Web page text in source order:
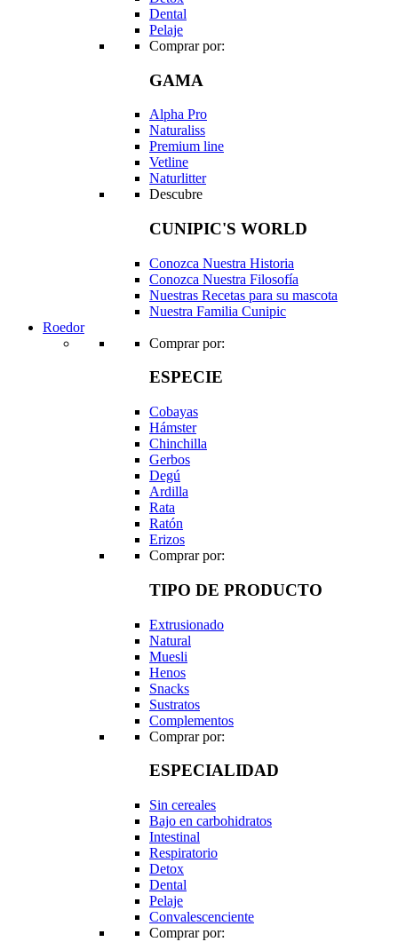
Dental
Pelaje
Comprar por:
GAMA
Alpha Pro
Naturaliss
Premium line
Vetline
Naturlitter
Descubre
CUNIPIC'S WORLD
Conozca Nuestra Historia
Conozca Nuestra Filosofía
Nuestras Recetas para su mascota
Nuestra Familia Cunipic
Roedor
Comprar por:
ESPECIE
Cobayas
Hámster
Chinchilla
Gerbos
Degú
Ardilla
Rata
Ratón
Erizos
Comprar por:
TIPO DE PRODUCTO
Extrusionado
Natural
Muesli
Henos
Snacks
Sustratos
Complementos
Comprar por:
ESPECIALIDAD
Sin cereales
Bajo en carbohidratos
Intestinal
Respiratorio
Detox
Dental
Pelaje
Convalescenciente
Comprar por: